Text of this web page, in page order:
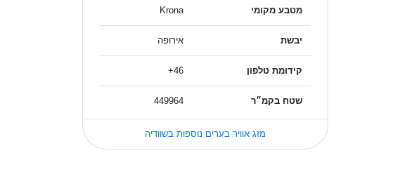
מטבע מקומי Krona
יבשת אירופה
קידומת טלפון 46+
שטח בקמ״ר 449964
מזג אוויר בערים נוספות בשוודיה